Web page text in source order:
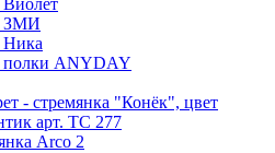
ЗМИ
Ника
полки ANYDAY
- стремянка "Конёк", цвет
арт. ТС 277
Arco 2